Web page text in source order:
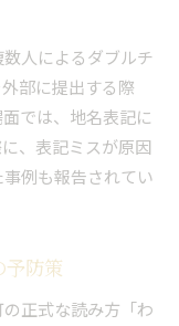
人によるダブルチ
部に提出する際
では、地名表記に
、表記ミスが原因
例も報告されてい
予防策
正式な読み方「わ